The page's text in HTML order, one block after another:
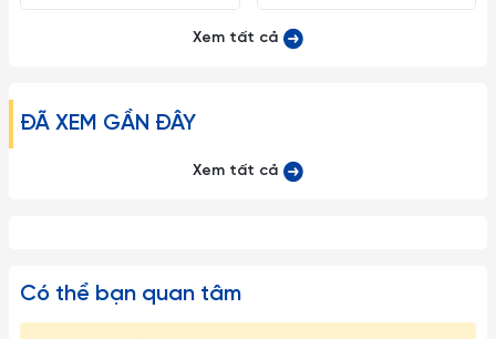
Xem tất cả
ĐÃ XEM GẦN ĐÂY
Xem tất cả
Có thể bạn quan tâm